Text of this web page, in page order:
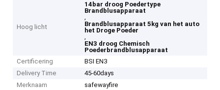
Hoog licht
14bar droog Poedertype
Brandblusapparaat
,
Brandblusapparaat 5kg van het auto
het Droge Poeder
,
EN3 droog Chemisch
Poederbrandblusapparaat
Certificering
BSI EN3
Delivery Time
45-60days
Merknaam
safewayfire